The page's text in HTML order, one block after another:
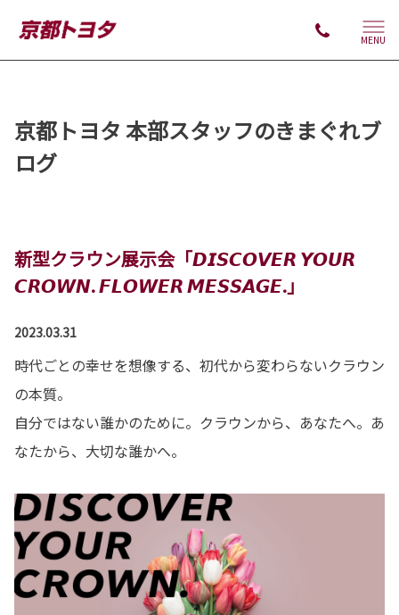
MENU
京都トヨタ 本部スタッフのきまぐれブ
ログ
新型クラウン展示会「𝘿𝙄𝙎𝘾𝙊𝙑𝙀𝙍 𝙔𝙊𝙐𝙍
𝘾𝙍𝙊𝙒𝙉. 𝙁𝙇𝙊𝙒𝙀𝙍 𝙈𝙀𝙎𝙎𝘼𝙂𝙀.」
2023.03.31
時代ごとの幸せを想像する、初代から変わらないクラウン
の本質。
自分ではない誰かのために。クラウンから、あなたへ。あ
なたから、大切な誰かへ。